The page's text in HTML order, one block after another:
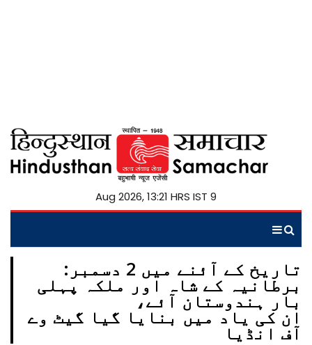
9 Aug 2026, 13:21 HRS IST
تاریخ کے آئنے میں 2 دسمبر:
برطانیہ کے شاہ اور ملکہ پہلی
بار ہندوستان آئے،
ان کی یاد میں بنایا گیا گیٹ وے
آف انڈیا